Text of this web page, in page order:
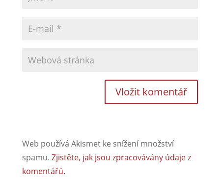
Web používá Akismet ke snížení množství
spamu. Zjistěte, jak jsou zpracovávány údaje z
komentářů.